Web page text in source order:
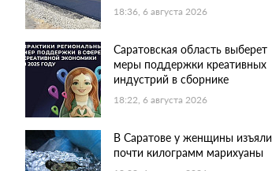
18:36, 6 августа 2026
Саратовская область выберет
меры поддержки креативных
индустрий в сборнике
18:22, 6 августа 2026
В Саратове у женщины изъяли
почти килограмм марихуаны